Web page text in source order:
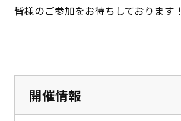
皆様のご参加をお待ちしております！
開催情報